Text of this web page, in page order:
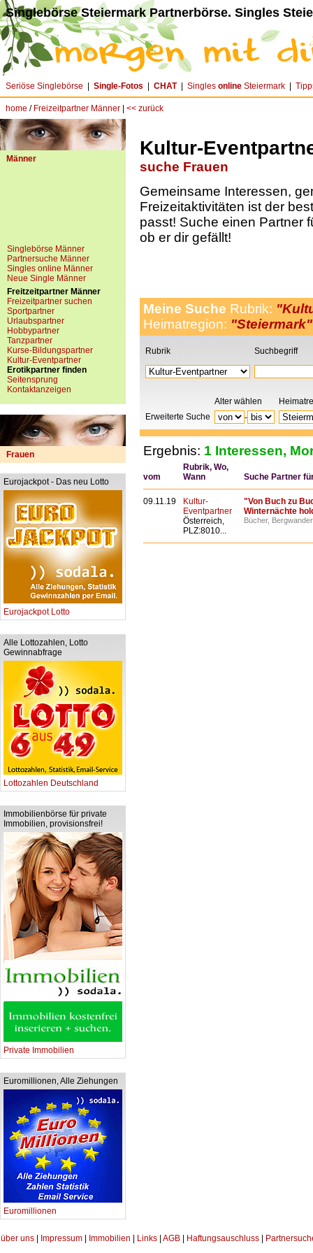
Singlebörse Steiermark Partnerbörse. Singles
Seriöse Singlebörse Single-Fotos CHAT| Singles online Steiermark
home / Freizeitpartner Männer << zurück
Männer
Singlebörse Männer
Partnersuche Männer
Singles online Männer
Neue Single Männer
Freitzeitpartner Männer
Freizeitpartner suchen
Sportpartner
Urlaubspartner
Hobbypartner
Tanzpartner
Kurse-Bildungspartner
Kultur-Eventpartner
Erotikpartner finden
Seitensprung
Kontaktanzeigen
Frauen
Eurojackpot - Das neu Lotto
Eurojackpot Lotto
Alle Lottozahlen, Lotto
Gewinnabfrage
Lottozahlen Deutschland
Immobilienbörse für private
Immobilien, provisionsfrei!
Private Immobilien
Euromillionen, Alle Ziehungen
Euromillionen
Kultur-
suche Frauen
Gemeinsame Interessen,
Freizeitaktivitäten ist der
passt! Suche einen Partner
ob er dir gefällt!
Meine Suche Rubrik:
Heimatregion: "Steiermark"
Rubrik Suchbegriff
Alter wählen
Erweiterte Suche
-
Ergebnis: 1 Interessen,
vom
Rubrik, Wo,
Wann
Suche Partner
09.11.19
Kultur-
Eventpartner
Österreich,
PLZ:8010...
"Von Buch zu
Winternächte
Bücher,
über uns Impressum Immobilien Links AGB Haftungsauschluss